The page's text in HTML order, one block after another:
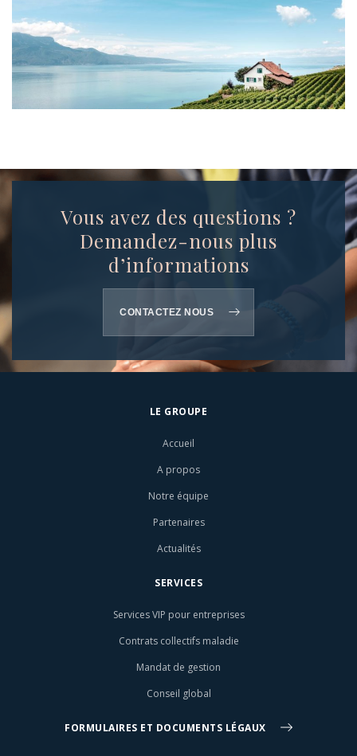
Vous avez des questions ?
Demandez-nous plus
d’informations
CONTACTEZ NOUS
LE GROUPE
Accueil
A propos
Notre équipe
Partenaires
Actualités
SERVICES
Services VIP pour entreprises
Contrats collectifs maladie
Mandat de gestion
Conseil global
FORMULAIRES ET DOCUMENTS LÉGAUX